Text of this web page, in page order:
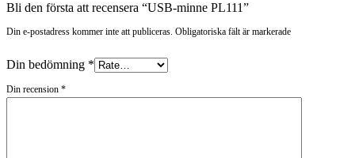
Bli den första att recensera “USB-minne PL111”
Din e-postadress kommer inte att publiceras. Obligatoriska fält är markerade
Din bedömning *
Din recension *